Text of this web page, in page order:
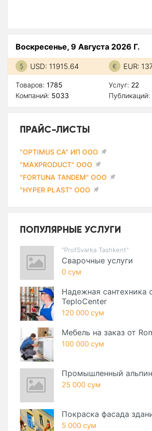
Воскресенье, 9 Августа 2026 Г.
USD: 11915.64 EUR:
Товаров: 1785
Компаний: 5033
Услуг: 22
Публикаций:
ПРАЙС-ЛИСТЫ
"OPTIMUS CA" ИП ООО
"MAXPRODUCT" ООО
"FORTUNA TANDEM" ООО
"HYPER PLAST" ООО
ПОПУЛЯРНЫЕ УСЛУГИ
"ProfSvarka Tashkent"
Сварочные услуги
0 сум
Надежная сантехника
TeploCenter
120 000 сум
Мебель на заказ от
100 000 сум
Промышленный
25 000 сум
Покраска фасада
5 000 сум